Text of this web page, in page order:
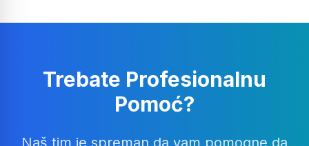
Trebate Profesionalnu
Pomoć?
Naš tim je spreman da vam pomogne da